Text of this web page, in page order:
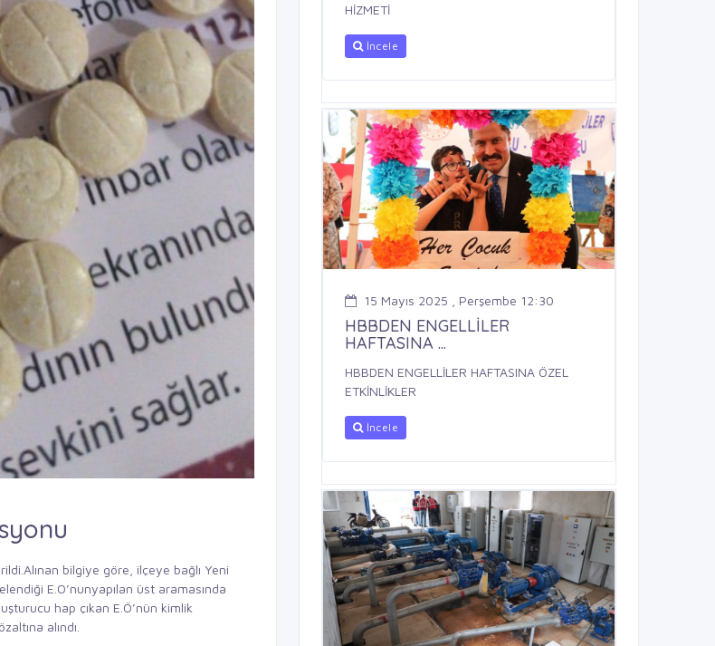
bilgiye göre, ilçeye bağlı Yeni
E.O’nunyapılan üst aramasında
hap çıkan E.Ö’nün kimlik
alındı.
HİZMETİ
İncele
15 Mayıs 2025 , Perşembe 12:30
HBBDEN ENGELLİLER
HAFTASINA ...
HBBDEN ENGELLİLER HAFTASINA ÖZEL
ETKİNLİKLER
İncele